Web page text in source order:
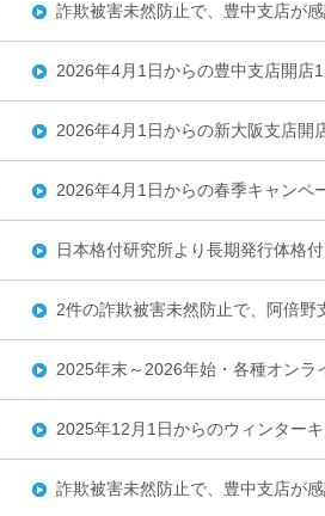
詐欺被害未然防止で、豊中支店が
2026年4月1日からの豊中支店開店
2026年4月1日からの新大阪支店開
2026年4月1日からの春季キャンペ
日本格付研究所より長期発行体格
2件の詐欺被害未然防止で、阿倍
2025年末～2026年始・各種オンラ
2025年12月1日からのウィンター
詐欺被害未然防止で、豊中支店が